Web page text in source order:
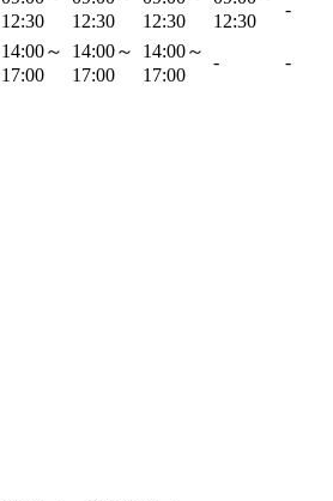
12:30
12:30
12:30
12:30
-
14:00～
17:00
14:00～
17:00
14:00～
17:00
- -